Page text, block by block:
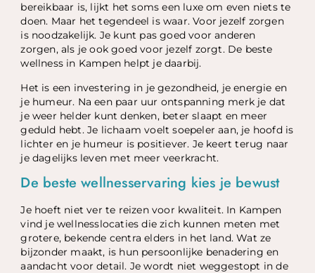
bereikbaar is, lijkt het soms een luxe om even niets te
doen. Maar het tegendeel is waar. Voor jezelf zorgen
is noodzakelijk. Je kunt pas goed voor anderen
zorgen, als je ook goed voor jezelf zorgt. De beste
wellness in Kampen helpt je daarbij.
Het is een investering in je gezondheid, je energie en
je humeur. Na een paar uur ontspanning merk je dat
je weer helder kunt denken, beter slaapt en meer
geduld hebt. Je lichaam voelt soepeler aan, je hoofd is
lichter en je humeur is positiever. Je keert terug naar
je dagelijks leven met meer veerkracht.
De beste wellnesservaring kies je bewust
Je hoeft niet ver te reizen voor kwaliteit. In Kampen
vind je wellnesslocaties die zich kunnen meten met
grotere, bekende centra elders in het land. Wat ze
bijzonder maakt, is hun persoonlijke benadering en
aandacht voor detail. Je wordt niet weggestopt in de